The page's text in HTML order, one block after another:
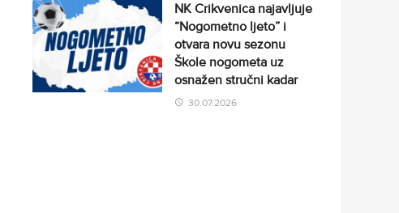
NK Crikvenica najavljuje
“Nogometno ljeto” i
otvara novu sezonu
Škole nogometa uz
osnažen stručni kadar
30.07.2026